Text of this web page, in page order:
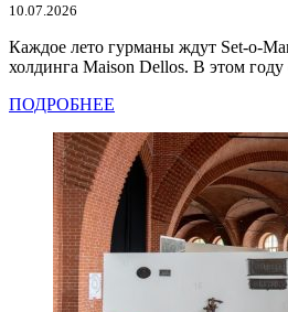
10.07.2026
Каждое лето гурманы ждут Set-o-
холдинга Maison Dellos. В этом году
ПОДРОБНЕЕ